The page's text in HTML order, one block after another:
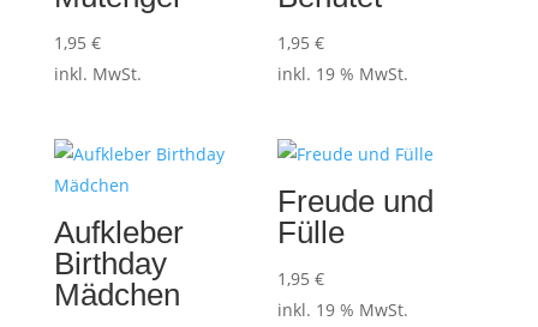
1,95 €
inkl. MwSt.
1,95€
inkl. 19 % MwSt.
Aufkleber
Birthday
Mädchen
Freude und
Fülle
1,95€
inkl. 19 % MwSt.